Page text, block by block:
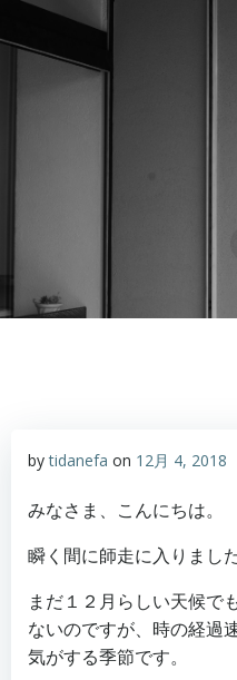
bytidanefa on 12月 4, 2018
みなさま、こんにちは。
瞬く間に師走に入りました
まだ１２月らしい天候で
ないのですが、時の経過
気がする季節です。